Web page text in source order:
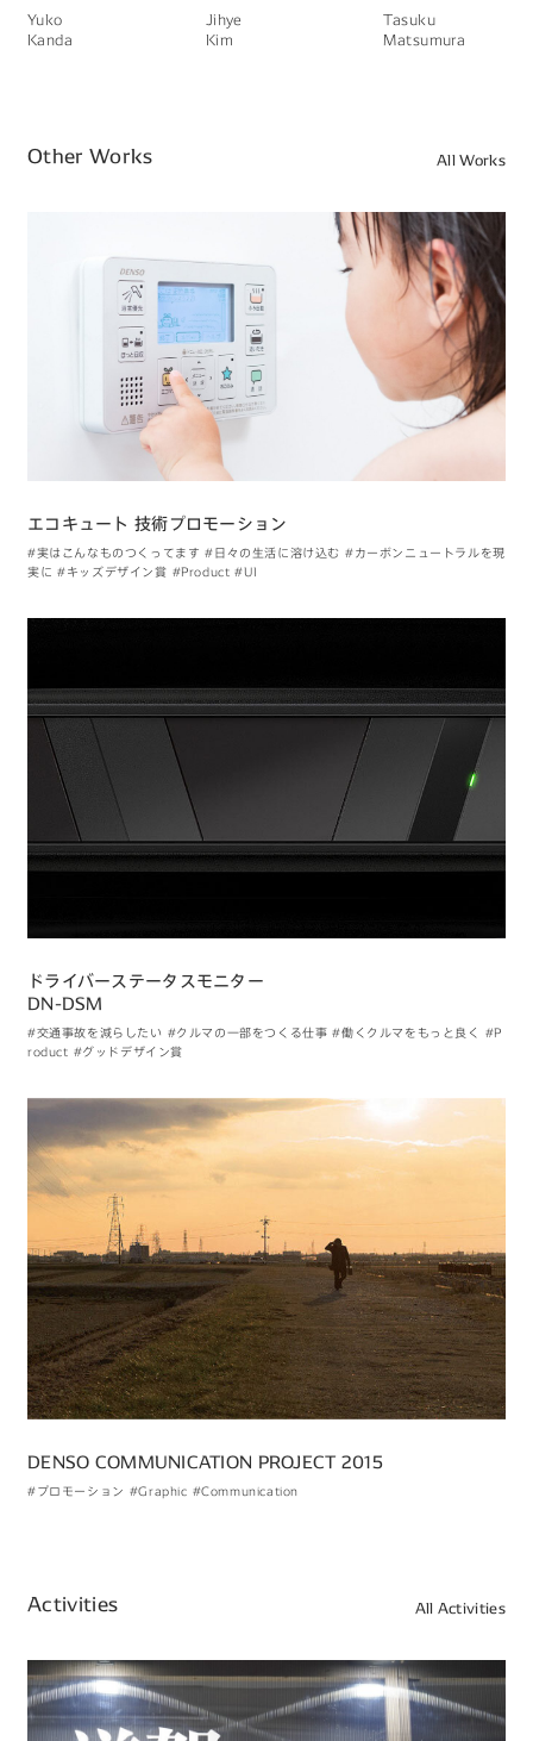
Yuko
Kanda
Jihye
Kim
Tasuku
Matsumura
Other Works All Works
エコキュート 技術プロモーション
#実はこんなものつくってます #日々の生活に溶け込む #カーボンニュートラルを現
実に #キッズデザイン賞 #Product #UI
ドライバーステータスモニター
DN-DSM
#交通事故を減らしたい #クルマの一部をつくる仕事 #働くクルマをもっと良く #P
roduct #グッドデザイン賞
DENSO COMMUNICATION PROJECT 2015
#プロモーション #Graphic #Communication
Activities All Activities